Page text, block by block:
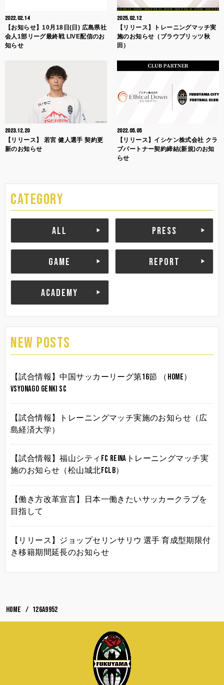
2022.02.14
【お知らせ】10月18日(日) 広島県社
会人1部リーグ最終戦 LIVE配信のお
知らせ
2025.02.12
【リリース】トレーニングマッチ実
施のお知らせ（ブラウブリッツ秋
田）
2023.12.20
【リリース】 若宮 健人選手 契約更
新のお知らせ
2022.05.05
【リリース】イシケン株式会社 クラ
ブパートナー契約締結(新規)のお知
らせ
CATEGORY
ALL PRESS
GAME REPORT
ACADEMY
NEW POSTS
【試合情報】中国サッカーリーグ第16節 （HOME）
vsYonago Genki SC
【試合情報】トレーニングマッチ実施のお知らせ（広
島経済大学）
【試合情報】福山シティFC Reinaトレーニングマッチ実
施のお知らせ（松山城北FCLB）
【働き方改革宣言】日本一働きたいサッカークラブを
目指して
【リリース】ジョップセリンサリウ 選手 育成型期限付
き移籍期間延長のお知らせ
HOME 126A9952